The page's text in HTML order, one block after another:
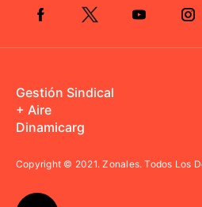
Gestión Sindical
+ Aire
Dinamicarg
Copyright © 2021.Zonales. Todos Los